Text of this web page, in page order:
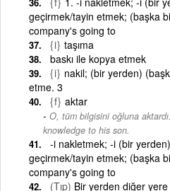
geçirmek/tayin etmek; (başka
company's going to
{i} taşıma
baskı ile kopya etmek
{i} nakil; (bir yerden)
etme. 3
{f} aktar
O, tüm bilgisini oğluna aktardı.
knowledge to his son.
-i nakletmek; -i (bir
geçirmek/tayin etmek; (başka
company's going to
(Tıp) Bir yerden diğer